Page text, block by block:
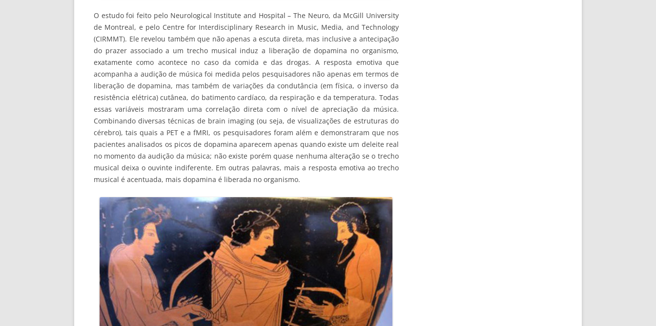
O estudo foi feito pelo Neurological Institute and Hospital – The Neuro, da McGill University
de Montreal, e pelo Centre for Interdisciplinary Research in Music, Media, and Technology
(CIRMMT). Ele revelou também que não apenas a escuta direta, mas inclusive a antecipação
do prazer associado a um trecho musical induz a liberação de dopamina no organismo,
exatamente como acontece no caso da comida e das drogas. A resposta emotiva que
acompanha a audição de música foi medida pelos pesquisadores não apenas em termos de
liberação de dopamina, mas também de variações da condutância (em física, o inverso da
resistência elétrica) cutânea, do batimento cardíaco, da respiração e da temperatura. Todas
essas variáveis mostraram uma correlação direta com o nível de apreciação da música.
Combinando diversas técnicas de brain imaging (ou seja, de visualizações de estruturas do
cérebro), tais quais a PET e a fMRI, os pesquisadores foram além e demonstraram que nos
pacientes analisados os picos de dopamina aparecem apenas quando existe um deleite real
no momento da audição da música; não existe porém quase nenhuma alteração se o trecho
musical deixa o ouvinte indiferente. Em outras palavras, mais a resposta emotiva ao trecho
musical é acentuada, mais dopamina é liberada no organismo.